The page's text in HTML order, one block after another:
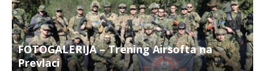
FOTOGALERIJA – Trening Airsofta na
Prevlaci